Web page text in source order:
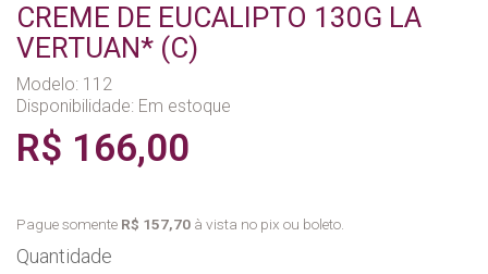
CREME DE EUCALIPTO 130G LA
VERTUAN* (C)
Modelo: 112
Disponibilidade: Em estoque
R$ 166,00
Pague somente R$ 157,70 à vista no pix ou boleto.
Quantidade